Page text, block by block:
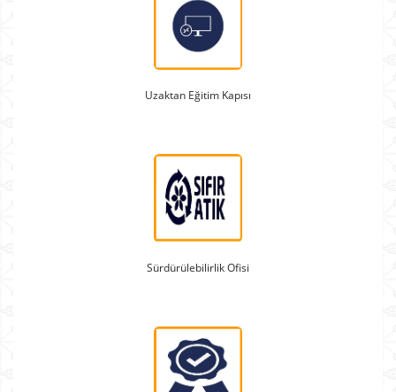
Uzaktan Eğitim Kapısı
Sürdürülebilirlik Ofisi